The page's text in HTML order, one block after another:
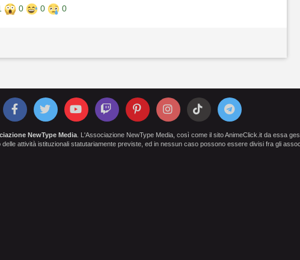
0 0 0
NewType Media. L'Associazione NewType Media, così come il sito AnimeClick.it da essa
attività istituzionali statutariamente previste, ed in nessun caso possono essere divisi fra gli